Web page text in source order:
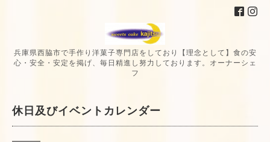
兵庫県西脇市で手作り洋菓子専門店をしており【理念として】食の安
心・安全・安定を掲げ、毎日精進し努力しております。オーナーシェ
フ
休日及びイベントカレンダー